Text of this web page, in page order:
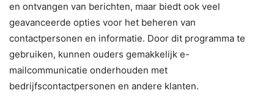
en ontvangen van berichten, maar biedt ook veel
geavanceerde opties voor het beheren van
contactpersonen en informatie. Door dit programma te
gebruiken, kunnen ouders gemakkelijk e-
mailcommunicatie onderhouden met
bedrijfscontactpersonen en andere klanten.